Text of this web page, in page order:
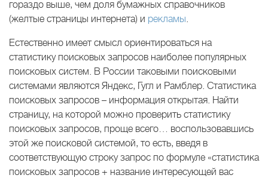
гораздо выше, чем доля бумажных справочников
(желтые страницы интернета) и рекламы.
Естественно имеет смысл ориентироваться на
статистику поисковых запросов наиболее популярных
поисковых систем. В России таковыми поисковыми
системами являются Яндекс, Гугл и Рамблер. Статистика
поисковых запросов – информация открытая. Найти
страницу, на которой можно проверить статистику
поисковых запросов, проще всего… воспользовавшись
этой же поисковой системой, то есть, введя в
соответствующую строку запрос по формуле «статистика
поисковых запросов + название интересующей вас